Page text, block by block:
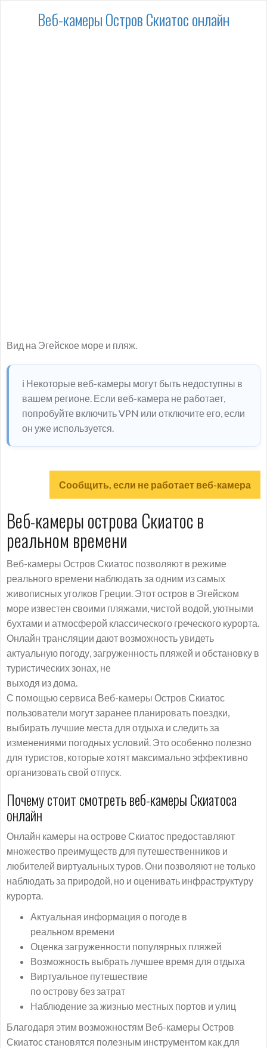
Веб-камеры Остров Скиатос онлайн
Вид на Эгейское море и пляж.
ℹ️ Некоторые веб-камеры могут быть недоступны в
вашем регионе. Если веб-камера не работает,
попробуйте включить VPN или отключите его, если
он уже используется.
Сообщить, если не работает веб-камера
Веб-камеры острова Скиатос в
реальном времени
Веб-камеры Остров Скиатос позволяют в режиме
реального времени наблюдать за одним из самых
живописных уголков Греции. Этот остров в Эгейском
море известен своими пляжами, чистой водой, уютными
бухтами и атмосферой классического греческого курорта.
Онлайн трансляции дают возможность увидеть
актуальную погоду, загруженность пляжей и обстановку в
туристических зонах, не
выходя из дома.
С помощью сервиса Веб-камеры Остров Скиатос
пользователи могут заранее планировать поездки,
выбирать лучшие места для отдыха и следить за
изменениями погодных условий. Это особенно полезно
для туристов, которые хотят максимально эффективно
организовать свой отпуск.
Почему стоит смотреть веб-камеры Скиатоса
онлайн
Онлайн камеры на острове Скиатос предоставляют
множество преимуществ для путешественников и
любителей виртуальных туров. Они позволяют не только
наблюдать за природой, но и оценивать инфраструктуру
курорта.
Актуальная информация о погоде в
реальном времени
Оценка загруженности популярных пляжей
Возможность выбрать лучшее время для отдыха
Виртуальное путешествие
по острову без затрат
Наблюдение за жизнью местных портов и улиц
Благодаря этим возможностям Веб-камеры Остров
Скиатос становятся полезным инструментом как для